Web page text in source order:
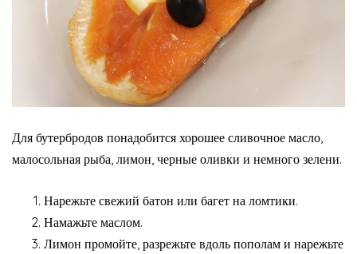
Для бутербродов понадобится хорошее сливочное масло,
малосольная рыба, лимон, черные оливки и немного зелени.
Нарежьте свежий батон или багет на ломтики.
Намажьте маслом.
Лимон промойте, разрежьте вдоль пополам и нарежьте